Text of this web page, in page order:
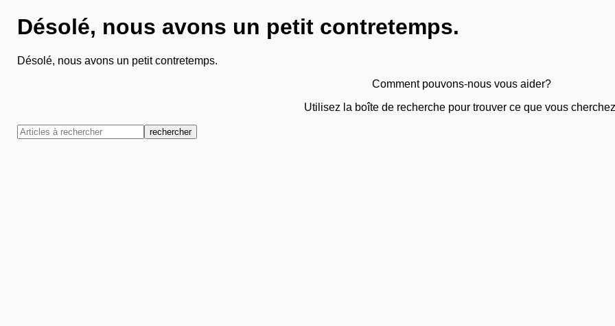
Désolé, nous avons un petit contretemps.
Désolé, nous avons un petit contretemps.
Comment pouvons-nous vous aider?
Utilisez la boîte de recherche pour trouver ce que vous
rechercher